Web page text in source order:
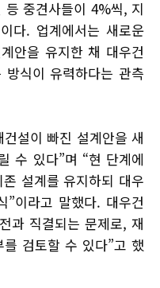
중견사들이 4%씩, 지
다. 업계에서는 새로운
안을 유지한 채 대우건
식이 유력하다는 관측
설이 빠진 설계안을 새
수 있다”며 “현 단계에
설계를 유지하되 대우
이라고 말했다. 대우건
과 직결되는 문제로, 재
검토할 수 있다”고 했